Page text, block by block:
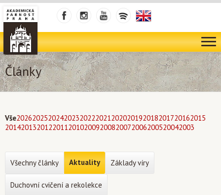
Články
Vše202620252024202320222021202020192018201720162015
201420132012201120102009200820072006200520042003
Všechny články Aktuality Základy víry
Duchovní cvičení a rekolekce